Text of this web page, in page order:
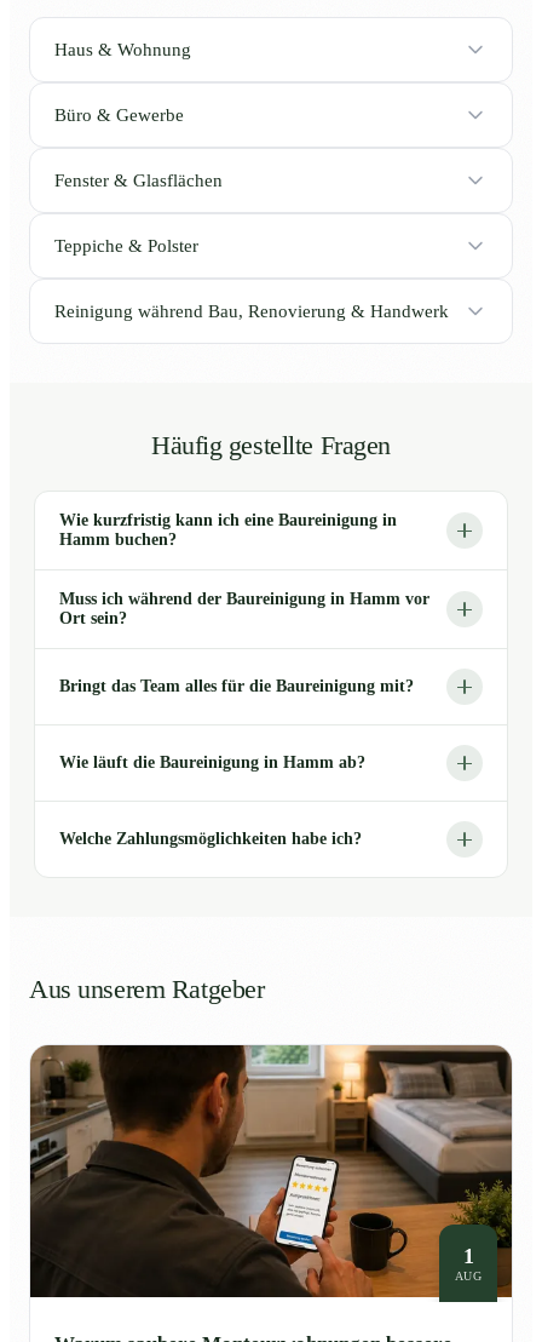
Haus & Wohnung
Büro & Gewerbe
Fenster & Glasflächen
Teppiche & Polster
Reinigung während Bau, Renovierung & Handwerk
Häufig gestellte Fragen
Wie kurzfristig kann ich eine Baureinigung in
Hamm buchen?
Muss ich während der Baureinigung in Hamm vor
Ort sein?
Bringt das Team alles für die Baureinigung mit?
Wie läuft die Baureinigung in Hamm ab?
Welche Zahlungsmöglichkeiten habe ich?
Aus unserem Ratgeber
1
AUG